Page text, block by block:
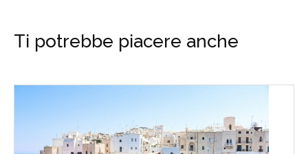
Ti potrebbe piacere anche